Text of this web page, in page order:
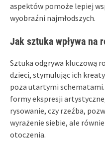
aspektów pomoże lepiej
wyobraźni najmłodszych.
Jak sztuka wpływa na
Sztuka odgrywa kluczową
dzieci, stymulując ich
poza utartymi
formy ekspresji
rysowanie, czy rzeźba,
wyrażenie siebie, ale
otoczenia.